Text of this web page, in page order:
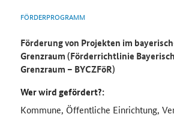
FÖRDERPROGRAMM
Förderung von Projekten im
Grenzraum (Förderrichtlinie
Grenzraum – BYCZFöR)
Wer wird gefördert?:
Kommune, Öffentliche Einrichtung,